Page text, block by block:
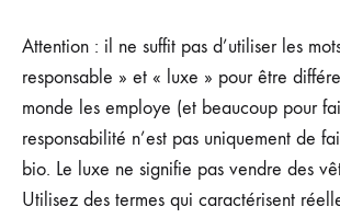
Attention : il ne suffit pas d’utiliser les
responsable » et « luxe » pour être
monde les employe (et beaucoup pour
responsabilité n’est pas uniquement de
bio. Le luxe ne signifie pas vendre des
Utilisez des termes qui caractérisent